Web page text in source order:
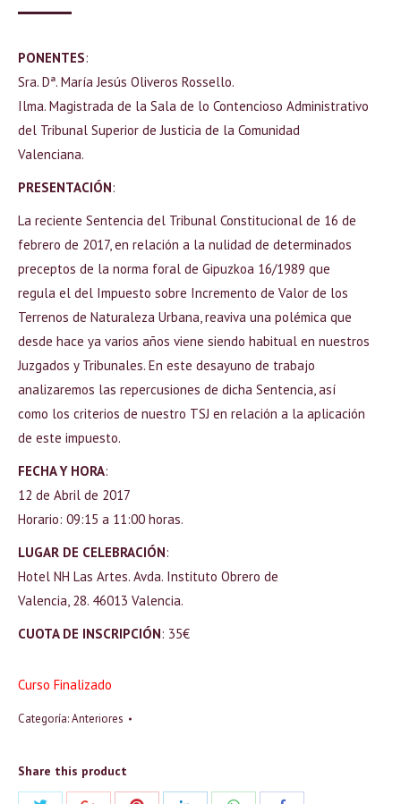
PONENTES:
Sra. Dª. María Jesús Oliveros Rossello.
Ilma. Magistrada de la Sala de lo Contencioso Administrativo
del Tribunal Superior de Justicia de la Comunidad
Valenciana.
PRESENTACIÓN:
La reciente Sentencia del Tribunal Constitucional de 16 de
febrero de 2017, en relación a la nulidad de determinados
preceptos de la norma foral de Gipuzkoa 16/1989 que
regula el del Impuesto sobre Incremento de Valor de los
Terrenos de Naturaleza Urbana, reaviva una polémica que
desde hace ya varios años viene siendo habitual en nuestros
Juzgados y Tribunales. En este desayuno de trabajo
analizaremos las repercusiones de dicha Sentencia, así
como los criterios de nuestro TSJ en relación a la aplicación
de este impuesto.
FECHA Y HORA:
12 de Abril de 2017
Horario: 09:15 a 11:00 horas.
LUGAR DE CELEBRACIÓN:
Hotel NH Las Artes. Avda. Instituto Obrero de
Valencia, 28. 46013 Valencia.
CUOTA DE INSCRIPCIÓN: 35€
Curso Finalizado
Categoría:Anteriores
Share this product